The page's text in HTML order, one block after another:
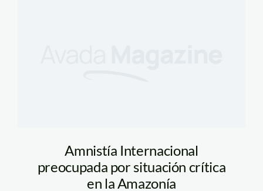
Amnistía Internacional
preocupada por situación crítica
en la Amazonía